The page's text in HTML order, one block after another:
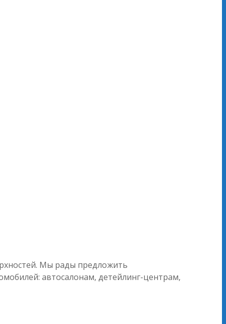
Мы рады предложить
автосалонам, детейлинг-центрам,